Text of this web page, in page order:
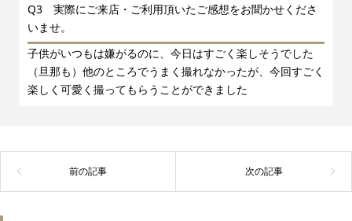
Q3 実際にご来店・ご利用頂いたご感想をお聞かせくださ
いませ。
子供がいつもは嫌がるのに、今日はすごく楽しそうでした
（旦那も）他のところでうまく撮れなかったが、今回すごく
楽しく可愛く撮ってもらうことができました